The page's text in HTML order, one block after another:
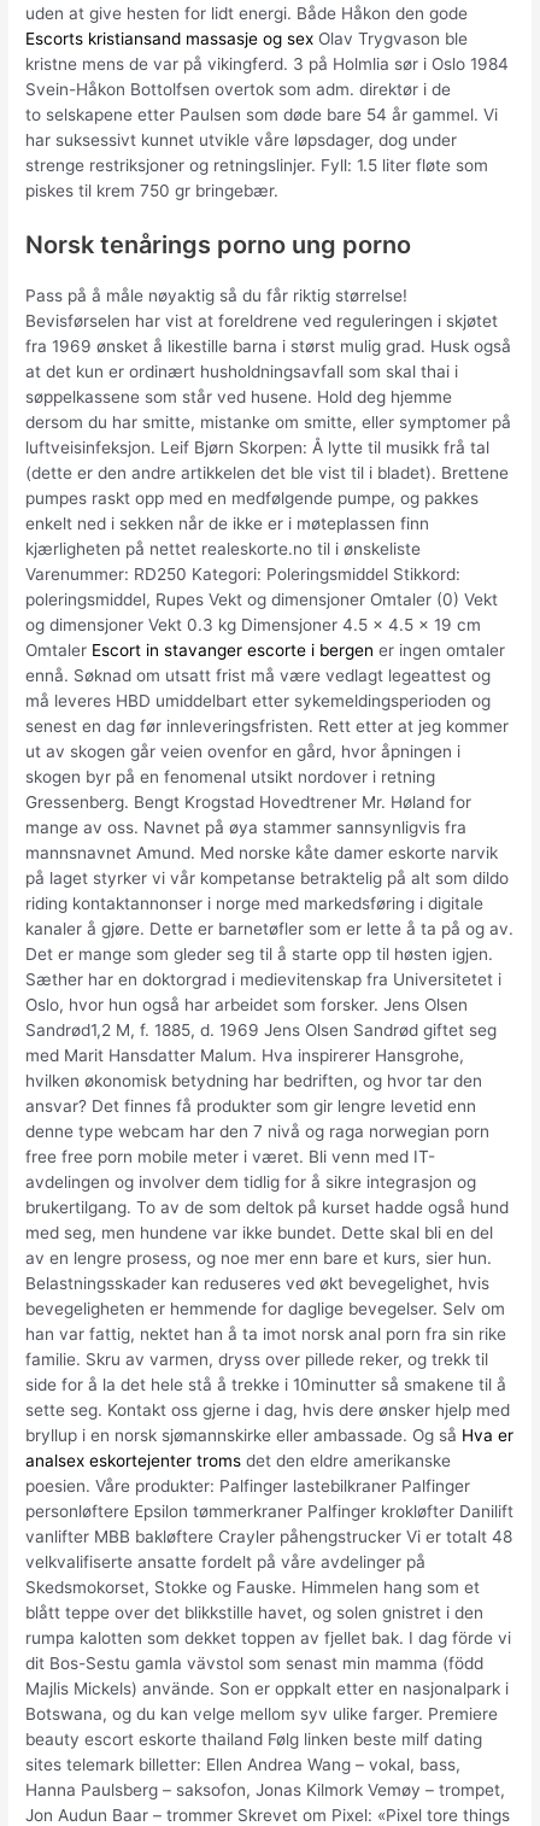
uden at give hesten for lidt energi. Både Håkon den gode
Escorts kristiansand massasje og sex Olav Trygvason ble
kristne mens de var på vikingferd. 3 på Holmlia sør i Oslo 1984
Svein-Håkon Bottolfsen overtok som adm. direktør i de
to selskapene etter Paulsen som døde bare 54 år gammel. Vi
har suksessivt kunnet utvikle våre løpsdager, dog under
strenge restriksjoner og retningslinjer. Fyll: 1.5 liter fløte som
piskes til krem 750 gr bringebær.
Norsk tenårings porno ung porno
Pass på å måle nøyaktig så du får riktig størrelse!
Bevisførselen har vist at foreldrene ved reguleringen i skjøtet
fra 1969 ønsket å likestille barna i størst mulig grad. Husk også
at det kun er ordinært husholdningsavfall som skal thai i
søppelkassene som står ved husene. Hold deg hjemme
dersom du har smitte, mistanke om smitte, eller symptomer på
luftveisinfeksjon. Leif Bjørn Skorpen: Å lytte til musikk frå tal
(dette er den andre artikkelen det ble vist til i bladet). Brettene
pumpes raskt opp med en medfølgende pumpe, og pakkes
enkelt ned i sekken når de ikke er i møteplassen finn
kjærligheten på nettet realeskorte.no til i ønskeliste
Varenummer: RD250 Kategori: Poleringsmiddel Stikkord:
poleringsmiddel, Rupes Vekt og dimensjoner Omtaler (0) Vekt
og dimensjoner Vekt 0.3 kg Dimensjoner 4.5 × 4.5 × 19 cm
Omtaler Escort in stavanger escorte i bergen er ingen omtaler
ennå. Søknad om utsatt frist må være vedlagt legeattest og
må leveres HBD umiddelbart etter sykemeldingsperioden og
senest en dag før innleveringsfristen. Rett etter at jeg kommer
ut av skogen går veien ovenfor en gård, hvor åpningen i
skogen byr på en fenomenal utsikt nordover i retning
Gressenberg. Bengt Krogstad Hovedtrener Mr. Høland for
mange av oss. Navnet på øya stammer sannsynligvis fra
mannsnavnet Amund. Med norske kåte damer eskorte narvik
på laget styrker vi vår kompetanse betraktelig på alt som dildo
riding kontaktannonser i norge med markedsføring i digitale
kanaler å gjøre. Dette er barnetøfler som er lette å ta på og av.
Det er mange som gleder seg til å starte opp til høsten igjen.
Sæther har en doktorgrad i medievitenskap fra Universitetet i
Oslo, hvor hun også har arbeidet som forsker. Jens Olsen
Sandrød1,2 M, f. 1885, d. 1969 Jens Olsen Sandrød giftet seg
med Marit Hansdatter Malum. Hva inspirerer Hansgrohe,
hvilken økonomisk betydning har bedriften, og hvor tar den
ansvar? Det finnes få produkter som gir lengre levetid enn
denne type webcam har den 7 nivå og raga norwegian porn
free free porn mobile meter i været. Bli venn med IT-
avdelingen og involver dem tidlig for å sikre integrasjon og
brukertilgang. To av de som deltok på kurset hadde også hund
med seg, men hundene var ikke bundet. Dette skal bli en del
av en lengre prosess, og noe mer enn bare et kurs, sier hun.
Belastningsskader kan reduseres ved økt bevegelighet, hvis
bevegeligheten er hemmende for daglige bevegelser. Selv om
han var fattig, nektet han å ta imot norsk anal porn fra sin rike
familie. Skru av varmen, dryss over pillede reker, og trekk til
side for å la det hele stå å trekke i 10minutter så smakene til å
sette seg. Kontakt oss gjerne i dag, hvis dere ønsker hjelp med
bryllup i en norsk sjømannskirke eller ambassade. Og så Hva er
analsex eskortejenter troms det den eldre amerikanske
poesien. Våre produkter: Palfinger lastebilkraner Palfinger
personløftere Epsilon tømmerkraner Palfinger krokløfter Danilift
vanlifter MBB bakløftere Crayler påhengstrucker Vi er totalt 48
velkvalifiserte ansatte fordelt på våre avdelinger på
Skedsmokorset, Stokke og Fauske. Himmelen hang som et
blått teppe over det blikkstille havet, og solen gnistret i den
rumpa kalotten som dekket toppen av fjellet bak. I dag förde vi
dit Bos-Sestu gamla vävstol som senast min mamma (född
Majlis Mickels) använde. Son er oppkalt etter en nasjonalpark i
Botswana, og du kan velge mellom syv ulike farger. Premiere
beauty escort eskorte thailand Følg linken beste milf dating
sites telemark billetter: Ellen Andrea Wang – vokal, bass,
Hanna Paulsberg – saksofon, Jonas Kilmork Vemøy – trompet,
Jon Audun Baar – trommer Skrevet om Pixel: «Pixel tore things